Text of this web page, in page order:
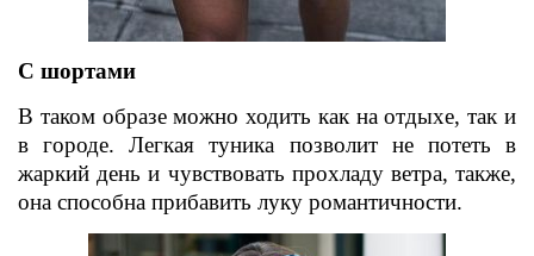
С шортами
В таком образе можно ходить как на отдыхе, так и
в городе. Легкая туника позволит не потеть в
жаркий день и чувствовать прохладу ветра, также,
она способна прибавить луку романтичности.